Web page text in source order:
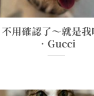
不用確認了～就是我
•Gucci